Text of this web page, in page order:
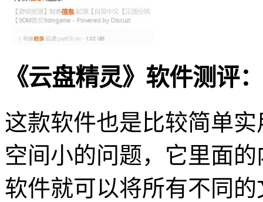
《云盘精灵》软件测评：
这款软件也是比较简单
空间小的问题，它里面
软件就可以将所有不同